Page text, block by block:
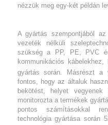
nézzük meg egy-két példán
A gyártás szempontjából
vezeték nélküli
szükség a PP, PE, PVC
kommunikációs
gyártás során. Másrészt a
fontos, hogy az általuk
bekötést, helyet
monitorozta a termékek
pontos számításokkal
technológia gyártása során